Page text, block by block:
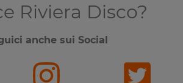
Riviera Disco?
anche sui Social